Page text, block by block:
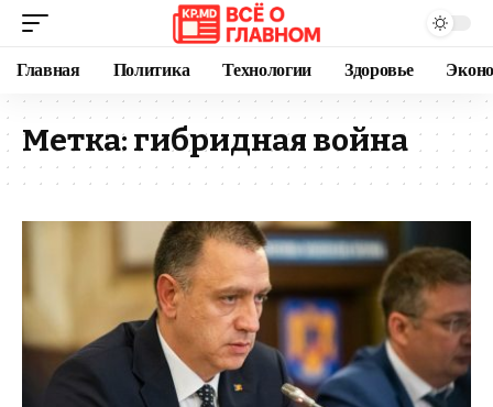
Главная Политика Технологии Здоровье
Метка: гибридная война